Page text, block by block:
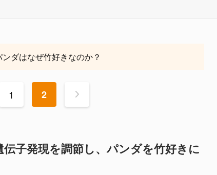
ダはなぜ竹好きなのか？
1 2 >
子発現を調節し、パンダを竹好きに